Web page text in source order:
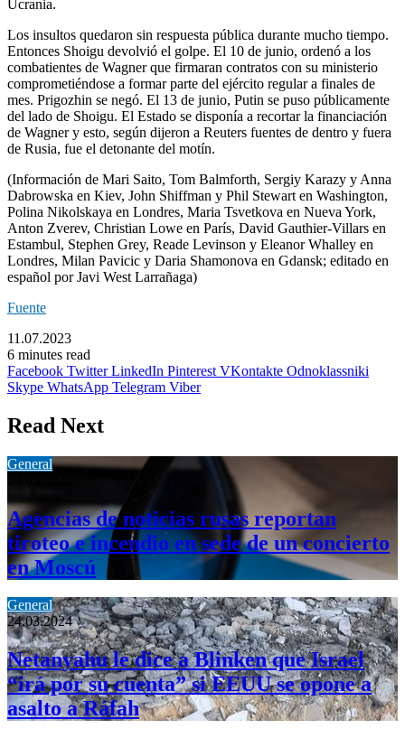
Ucrania.
Los insultos quedaron sin respuesta pública durante mucho tiempo.
Entonces Shoigu devolvió el golpe. El 10 de junio, ordenó a los
combatientes de Wagner que firmaran contratos con su ministerio
comprometiéndose a formar parte del ejército regular a finales de
mes. Prigozhin se negó. El 13 de junio, Putin se puso públicamente
del lado de Shoigu. El Estado se disponía a recortar la financiación
de Wagner y esto, según dijeron a Reuters fuentes de dentro y fuera
de Rusia, fue el detonante del motín.
(Información de Mari Saito, Tom Balmforth, Sergiy Karazy y Anna
Dabrowska en Kiev, John Shiffman y Phil Stewart en Washington,
Polina Nikolskaya en Londres, Maria Tsvetkova en Nueva York,
Anton Zverev, Christian Lowe en París, David Gauthier-Villars en
Estambul, Stephen Grey, Reade Levinson y Eleanor Whalley en
Londres, Milan Pavicic y Daria Shamonova en Gdansk; editado en
español por Javi West Larrañaga)
Fuente
11.07.2023
6 minutes read
Facebook Twitter LinkedIn Pinterest VKontakte Odnoklassniki
Skype WhatsApp Telegram Viber
Read Next
General
Agencias de noticias rusas reportan
tiroteo e incendio en sede de un concierto
en Moscú
General
24.03.2024
Netanyahu le dice a Blinken que Israel
“irá por su cuenta” si EEUU se opone a
asalto a Ráfah